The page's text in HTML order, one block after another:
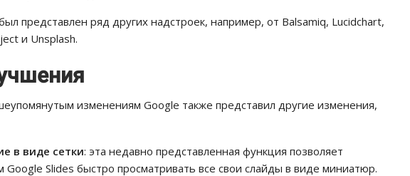
представлен ряд других надстроек, например, от Balsamiq, Lucidchart,
и Unsplash.
изменениям Google также представил другие изменения,
в виде сетки: эта недавно представленная функция позволяет
Google Slides быстро просматривать все свои слайды в виде миниатюр.